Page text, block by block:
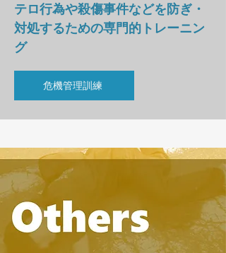
テロ行為や殺傷事件などを防ぎ・
対処するための専門的トレーニン
グ
危機管理訓練